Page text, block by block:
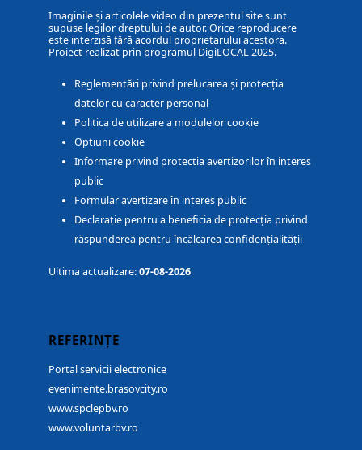
Imaginile și articolele video din prezentul site sunt
supuse legilor dreptului de autor. Orice reproducere
este interzisă fără acordul proprietarului acestora.
Proiect realizat prin programul DigiLOCAL 2025.
Reglementări privind prelucarea și protecția
datelor cu caracter personal
Politica de utilizare a modulelor cookie
Optiuni cookie
Informare privind protectia avertizorilor în interes
public
Formular avertizare în interes public
Declarație pentru a beneficia de protecția privind
răspunderea pentru încălcarea confidențialității
Ultima actualizare:07-08-2026
REFERINȚE
Portal servicii electronice
evenimente.brasovcity.ro
www.spclepbv.ro
www.voluntarbv.ro